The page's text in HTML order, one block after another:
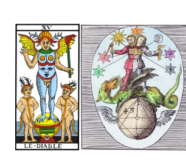
abbiamo
bisogno’,
Pie
XI
(1931)
«
Nous
voyons
une
vraie
et
réelle
persécution
se
déchaîner
»